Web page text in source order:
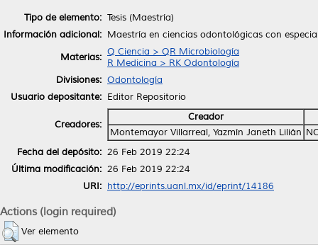
Tipo de elemento: Tesis (Maestría)
Información adicional: Maestría en ciencias odontológicas con
Materias: Q Ciencia > QR Microbiología
R Medicina > RK Odontología
Divisiones: Odontología
Usuario depositante: Editor Repositorio
Creadores:
Creador
Montemayor Villarreal, Yazmín Janeth Lilián
Fecha del depósito: 26 Feb 2019 22:24
Última modificación: 26 Feb 2019 22:24
URI: http://eprints.uanl.mx/id/eprint/14186
Actions (login required)
Ver elemento